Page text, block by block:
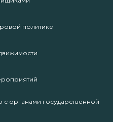
политике
с органами государственной